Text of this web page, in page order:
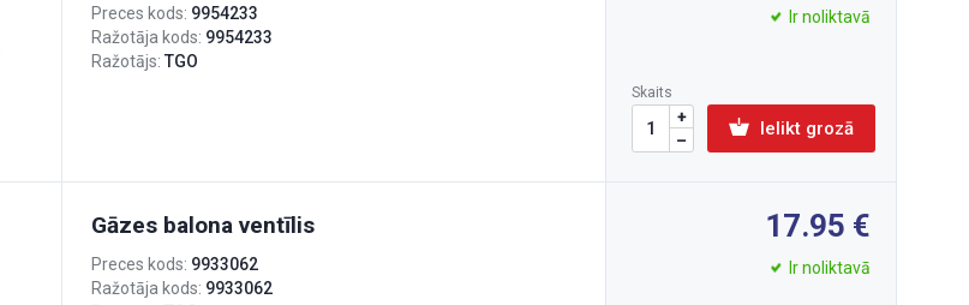
Preces kods: 9954233
Ražotāja kods: 9954233
Ražotājs: TGO
Ir noliktavā
Skaits
Ielikt grozā
Gāzes balona ventīlis
Preces kods: 9933062
Ražotāja kods: 9933062
17.95
Ir noliktavā